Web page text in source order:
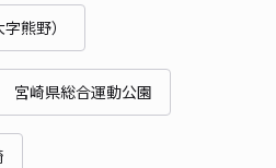
熊野）
宮崎県総合運動公園